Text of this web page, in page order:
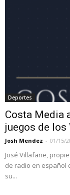
Deportes
Costa Media
juegos de
Josh Mendez - 01/15/
José Villafañe,
de radio en español
su...